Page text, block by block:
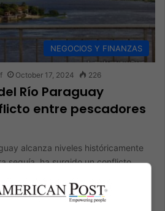
NEGOCIOS Y FINANZAS
October 17, 2024 226
Río Paraguay
entre pescadores
alcanza niveles históricamente
sequía, ha surgido un conflicto